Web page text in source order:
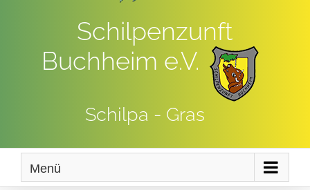
Schilpenzunft
Buchheim e.V.
Schilpa - Gras
Menü